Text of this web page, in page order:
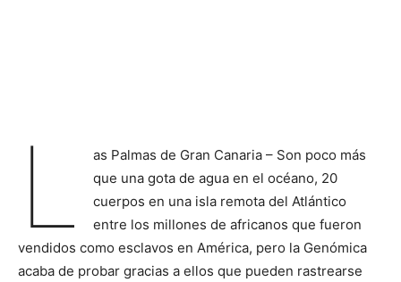
L
as Palmas de Gran Canaria – Son poco más
que una gota de agua en el océano, 20
cuerpos en una isla remota del Atlántico
entre los millones de africanos que fueron
vendidos como esclavos en América, pero la Genómica
acaba de probar gracias a ellos que pueden rastrearse